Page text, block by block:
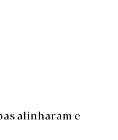
alinharam e